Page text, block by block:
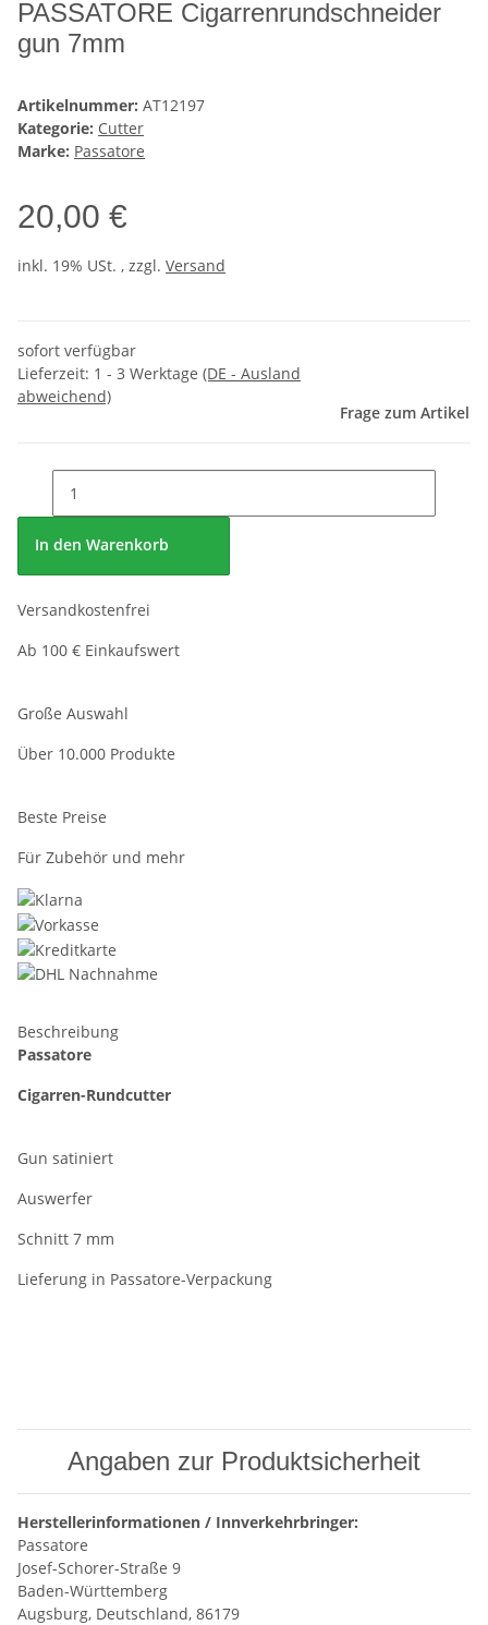
PASSATORE Cigarrenrundschneider
gun 7mm
Artikelnummer: AT12197
Kategorie: Cutter
Marke: Passatore
20,00 €
inkl. 19% USt. , zzgl. Versand
sofort verfügbar
Lieferzeit: 1 - 3 Werktage (DE - Ausland
abweichend)
Frage zum Artikel
In den Warenkorb
Versandkostenfrei
Ab 100 € Einkaufswert
Große Auswahl
Über 10.000 Produkte
Beste Preise
Für Zubehör und mehr
Beschreibung
Passatore
Cigarren-Rundcutter
Gun satiniert
Auswerfer
Schnitt 7 mm
Lieferung in Passatore-Verpackung
Angaben zur Produktsicherheit
Herstellerinformationen / Innverkehrbringer:
Passatore
Josef-Schorer-Straße 9
Baden-Württemberg
Augsburg, Deutschland, 86179